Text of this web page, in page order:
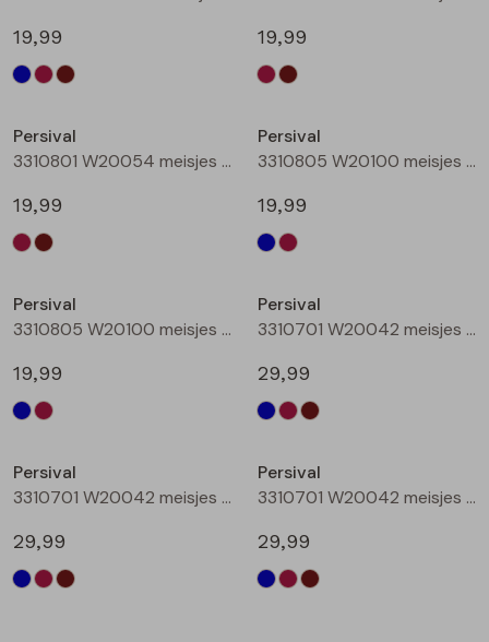
19,99
19,99
Persival
3310801 W20054 meisjes rok kort Bruin donker
19,99
Persival
3310805 W20100 meisjes rok kort Marine
19,99
Persival
3310805 W20100 meisjes rok kort Bordeaux
19,99
Persival
3310701 W20042 meisjes Jurk Marine
29,99
Persival
3310701 W20042 meisjes Jurk Bordeaux
29,99
Persival
3310701 W20042 meisjes Jurk Bruin donker
29,99